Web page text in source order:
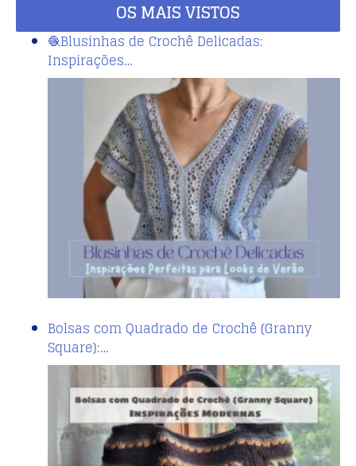
OS MAIS VISTOS
🧶Blusinhas de Crochê Delicadas:
Inspirações…
Bolsas com Quadrado de Crochê (Granny
Square):…